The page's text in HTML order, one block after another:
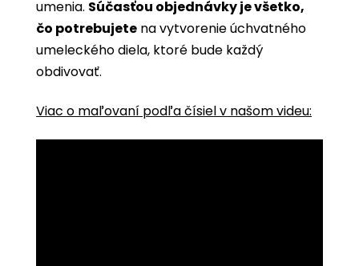
umenia. Súčasťou objednávky je všetko,
čo potrebujete na vytvorenie úchvatného
umeleckého diela, ktoré bude každý
obdivovať.
Viac o maľovaní podľa čísiel v našom videu: